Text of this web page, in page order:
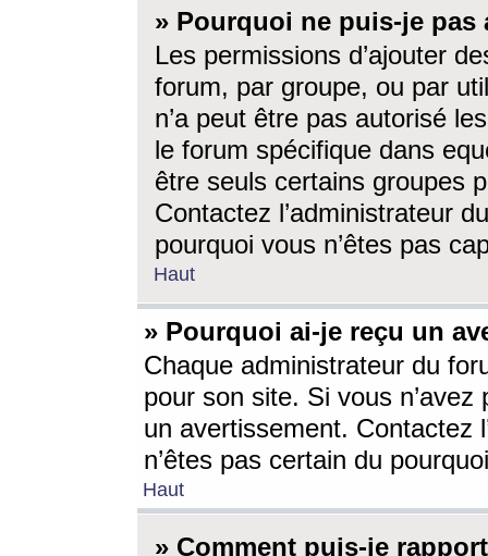
» Pourquoi ne puis-je
Les permissions d’ajouter
forum, par groupe, ou par
n’a peut être pas autorisé
le forum spécifique dans
être seuls certains groupes
Contactez l’administrateur
pourquoi vous n’êtes pas
Haut
» Pourquoi ai-je reçu un
Chaque administrateur du
pour son site. Si vous
un avertissement. Contactez
n’êtes pas certain du
Haut
» Comment puis-je